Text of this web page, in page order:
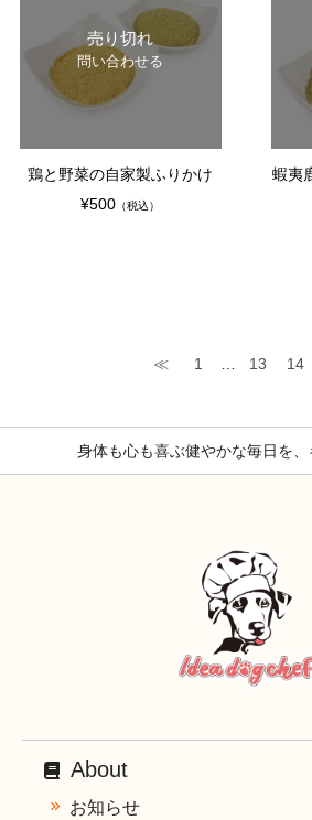
売り切れ
問い合わせる
鶏と野菜の自家製ふりかけ
¥500 （税込）
蝦夷
≪ 1 13 14
身体も心も喜ぶ健やかな毎日を、
About
お知らせ